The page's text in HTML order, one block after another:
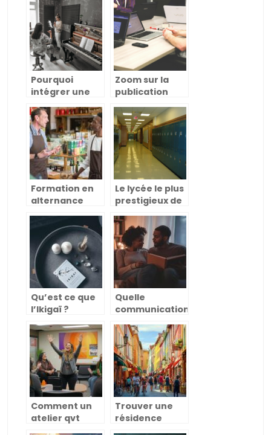
pour le lien
parent, élève
et enseignant
du commerce
de détail
Pourquoi
intégrer une
musique ?
Zoom sur la
publication
légales et la
création
d’entreprise
Formation en
alternance
conseiller de
vente : un choix
judicieux
Le lycée le plus
prestigieux de
véritable
quête
Qu’est ce que
l’Ikigaï ?
Quelle
communication
en couple ?
Comment un
atelier qvt
Trouver une
résidence